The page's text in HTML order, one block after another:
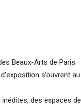
Beaux-Arts de Paris.
s’ouvrent au
des espaces de